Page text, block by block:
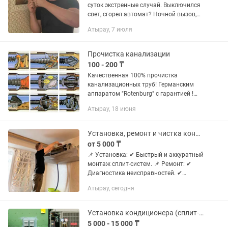
суток экстренные случай. Выключился
свет, сгорел автомат? Ночной вызов,
Звоните, выезжаем на срочные вызовы
Атырау, 7 июля
Прочистка канализации
100 - 200 ₸
Качественная 100% прочистка
канализационных труб! Германским
аппаратом "Rotenburg" c гарантией !
сутки. Выезд в любое время и в любой
Атырау, 18 июня
Установка, ремонт и чистка кондиционеров, сплит-систем. С алмаз бур и пылес
от 5 000 ₸
📌 Установка: ✔ Быстрый и аккуратный
монтаж сплит-систем. 📌 Ремонт: ✔
Диагностика неисправностей. ✔
фреоном. ✔ Ремонт любой сложности.
Атырау, сегодня
Установка кондиционера (сплит-система)
5 000 - 15 000 ₸